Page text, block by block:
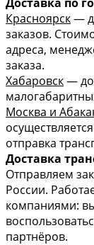
Красноярск—
заказов.
адреса,
заказа.
Хабаровск—
Москва и
отправка
Доставка
Отправляем
России.
компаниями:
партнёров.